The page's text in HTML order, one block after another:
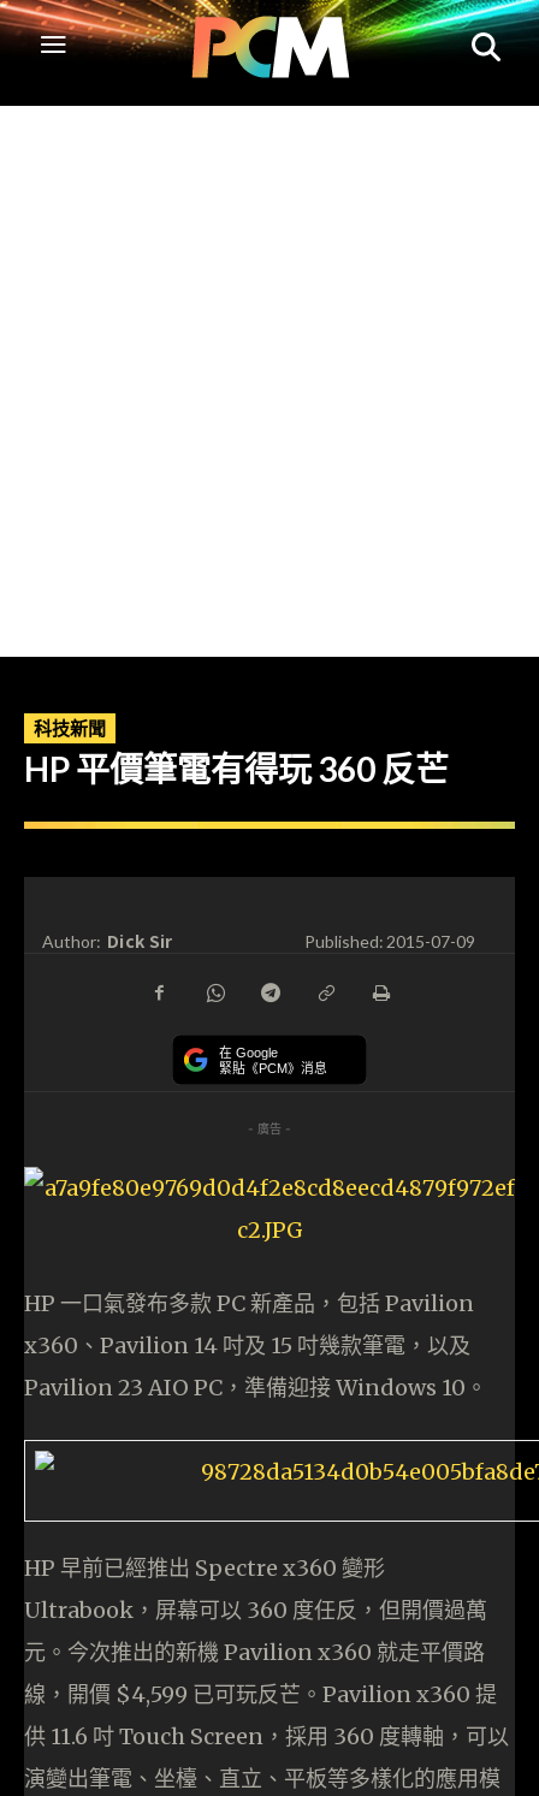
科技新聞
HP 平價筆電有得玩 360 反芒
Author: Dick Sir Published:2015-07-09
在 Google
緊貼《PCM》消息
- 廣告 -
HP 一口氣發布多款 PC 新產品，包括 Pavilion
x360、Pavilion 14 吋及 15 吋幾款筆電，以及
Pavilion 23 AIO PC，準備迎接 Windows 10。
HP 早前已經推出 Spectre x360 變形
Ultrabook，屏幕可以 360 度任反，但開價過萬
元。今次推出的新機 Pavilion x360 就走平價路
線，開價 $4,599 已可玩反芒。Pavilion x360 提
供 11.6 吋 Touch Screen，採用 360 度轉軸，可以
演變出筆電、坐檯、直立、平板等多樣化的應用模